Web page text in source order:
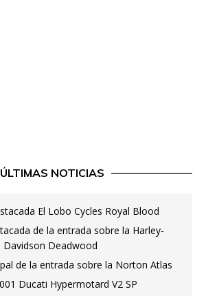
ÚLTIMAS NOTICIAS